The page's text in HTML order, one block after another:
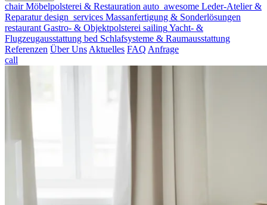
chairMöbelpolsterei & Restauration auto_awesome Leder-Atelier &
Reparaturdesign_services Massanfertigung & Sonderlösungen
restaurant Gastro- & Objektpolsterei sailingYacht- &
Flugzeugausstattung bed Schlafsysteme & Raumausstattung
Referenzen Über Uns Aktuelles FAQ Anfrage
call